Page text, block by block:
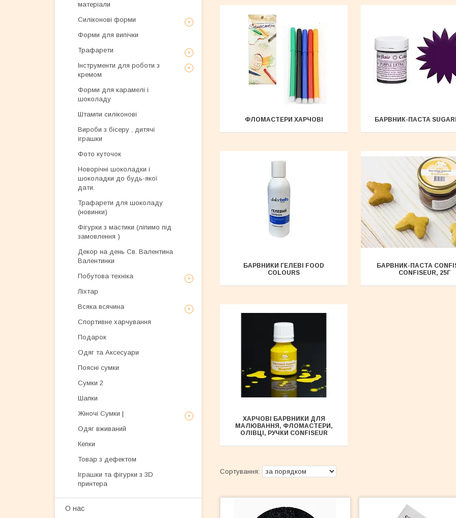
ФЛОМАСТЕРИ ХАРЧОВІ БАРВНИК-ПАСТА
БАРВНИКИ ГЕЛЕВІ FOOD
COLOURS
БАРВНИК-ПАСТА
CONFISEUR, 25Г
ХАРЧОВІ БАРВНИКИ ДЛЯ
МАЛЮВАННЯ, ФЛОМАСТЕРИ,
ОЛІВЦІ, РУЧКИ CONFISEUR
матеріали
Силіконові форми
Форми для випічки
Трафарети
Інструменти для роботи з
кремом
Форми для карамелі і
шоколаду
Штампи силіконові
Вироби з бісеру , дитячі
іграшки
Фото куточок
Новорічні шоколадки і
шоколадки до будь-якої
дати.
Трафарети для шоколаду
(новинки)
Фігурки з мастики (ліпимо під
замовлення )
Декор на день Св. Валентина
Валентинки
Побутова техніка
Ліхтар
Всяка всячина
Спортивне харчування
Подарок
Одяг та Аксесуари
Поясні сумки
Сумки 2
Шапки
Жіночі Сумки |
Одяг вживаний
Кепки
Товар з дефектом
Іграшки та фігурки з 3D
принтера
О нас